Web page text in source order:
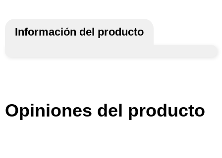
Información del producto
Opiniones del producto